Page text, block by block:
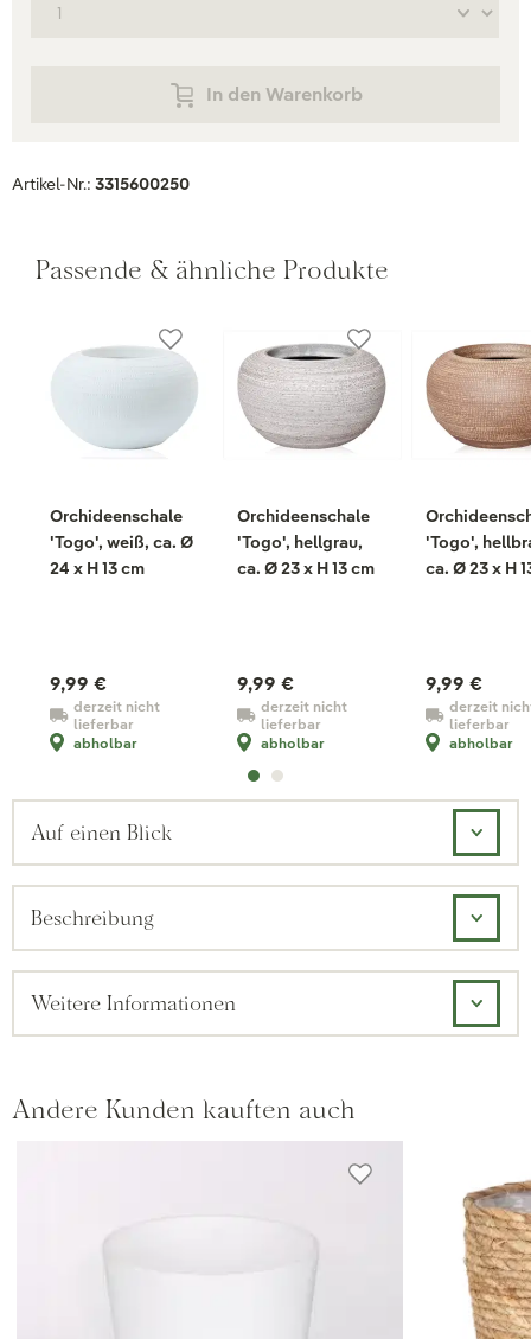
In den Warenkorb
Artikel-Nr.: 3315600250
Passende & ähnliche Produkte
Orchideenschale
'Togo', weiß, ca. Ø
24 x H 13 cm
9,99 €
derzeit nicht
lieferbar
abholbar
Orchideenschale
'Togo', hellgrau,
ca. Ø 23 x H 13 cm
9,99 €
derzeit nicht
lieferbar
abholbar
'Togo',
ca. Ø 23 x H
9,99 €
derzeit
lieferbar
abholbar
Auf einen Blick
Beschreibung
Weitere Informationen
Andere Kunden kauften auch